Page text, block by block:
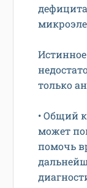
только
• Общий
может
помочь